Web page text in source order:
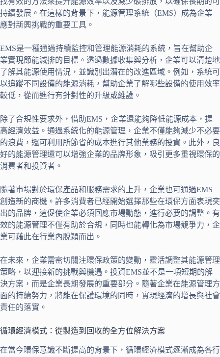
持續發展。在這樣的背景下，能源管理系統（EMS）成為企業
應對新興挑戰的重要工具。
EMS是一種通過持續監控和管理能源消耗的系統，旨在幫助企
業實現節能減排的目標。透過數據收集與分析，企業可以清楚地
了解其能源使用情況，並識別出潛在的改進區域。例如，系統可
以追蹤不同設備的能源消耗，幫助企業了解哪些設備的使用效率
較低，從而進行有針對性的升級或維護。
除了合規性要求外，借助EMS，企業還能夠降低能源成本，提
高經濟效益。通過系統化的能源管理，企業不僅能夠減少不必要
的浪費，還可利用所節省的成本進行其他業務的投資。此外，良
好的能源管理還可以增強企業的品牌形象，吸引更多重視環保的
消費者和投資者。
隨著市場對於環保產品和服務需求的上升，企業也可通過EMS
創造新的商機。許多消費者已經開始選擇那些在環保方面表現突
出的品牌，這促使企業必須回應市場動態，進行必要的調整。有
效的能源管理不僅有助於合規，同時也能轉化為市場競爭力，企
業可藉此在行業內脫穎而出。
在未來，企業需密切關注環保政策的變動，靈活調整其能源管理
策略，以迎接新的挑戰與機遇。投資EMS並不是一項短期的解
決方案，而是企業長期發展的重要部分。隨著企業在能源管理方
面的持續努力，將能在保護環境的同時，實現經濟的增長與社會
責任的落實。
循環經濟模式：從製造到回收的全方位解決方案
在當今環保意識不斷提高的背景下，循環經濟模式逐漸成為各行